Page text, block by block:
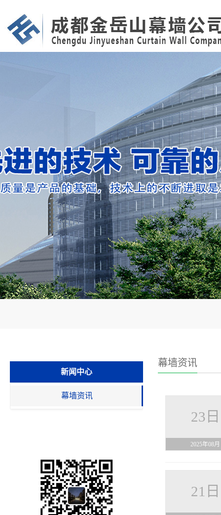
新闻中心
幕墙资讯
幕墙资讯
23日
2025年08月
21日